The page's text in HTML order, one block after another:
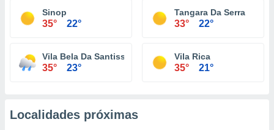
Sinop
35° 22°
Tangara Da Serra
33° 22°
Vila Bela Da Santissima Trindade
35° 23°
Vila Rica
35° 21°
Localidades próximas